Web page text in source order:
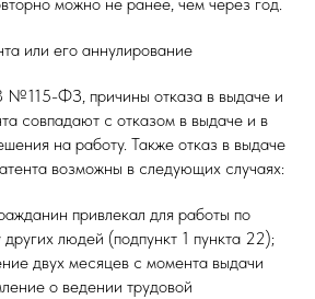
или его аннулирование
№115-ФЗ, причины отказа в выдаче и
совпадают с отказом в выдаче и в
на работу. Также отказ в выдаче
возможны в следующих случаях:
привлекал для работы по
других людей (подпункт 1 пункта 22);
двух месяцев с момента выдачи
о ведении трудовой